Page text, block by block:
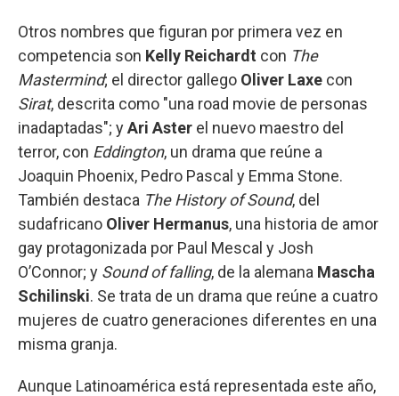
Otros nombres que figuran por primera vez en
competencia son Kelly Reichardt con The
Mastermind; el director gallego Oliver Laxe con
Sirat, descrita como "una road movie de personas
inadaptadas"; yAri Aster el nuevo maestro del
terror, con Eddington, un drama que reúne a
Joaquin Phoenix, Pedro Pascal y Emma Stone.
También destaca The History of Sound, del
sudafricano Oliver Hermanus, una historia de amor
gay protagonizada por Paul Mescal y Josh
O’Connor; y Sound of falling, de la alemana Mascha
Schilinski. Se trata de un drama que reúne a cuatro
mujeres de cuatro generaciones diferentes en una
misma granja.
Aunque Latinoamérica está representada este año,